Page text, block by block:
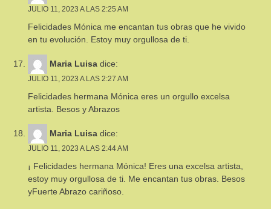
JULIO 11, 2023 A LAS 2:25 AM
Felicidades Mónica me encantan tus obras que he vivido
en tu evolución. Estoy muy orgullosa de ti.
Maria Luisa dice:
JULIO 11, 2023 A LAS 2:27 AM
Felicidades hermana Mónica eres un orgullo excelsa
artista. Besos y Abrazos
Maria Luisa dice:
JULIO 11, 2023 A LAS 2:44 AM
¡ Felicidades hermana Mónica! Eres una excelsa artista,
estoy muy orgullosa de ti. Me encantan tus obras. Besos
yFuerte Abrazo cariñoso.